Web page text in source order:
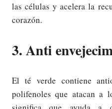
las células y acelera la
corazón.
3. Anti
El té verde contiene
polifenoles que atacan a